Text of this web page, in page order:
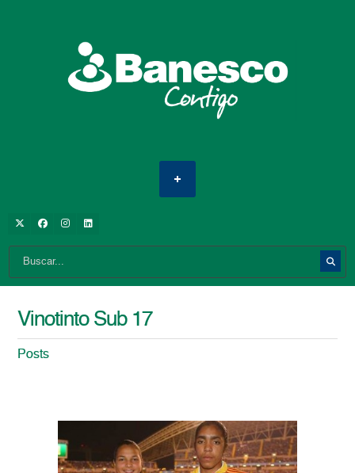
Vinotinto Sub 17
Posts